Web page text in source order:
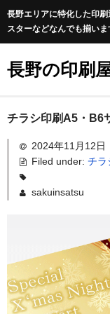
長野エリアに特化した印
スターなどなんでも揃いま
長野の印刷
HOME
チラシ
名刺
データの作り方
お問い合わせ
チラシ印刷A5・B6
2024年11月12日
Filed under: チラ
sakuinsatsu